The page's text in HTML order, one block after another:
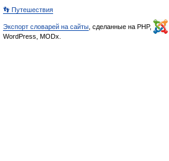
👣 Путешествия
Экспорт словарей на сайты , сделанные на PHP,
WordPress, MODx.